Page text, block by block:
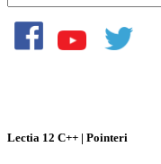
Lectia 12 C++ | Pointeri